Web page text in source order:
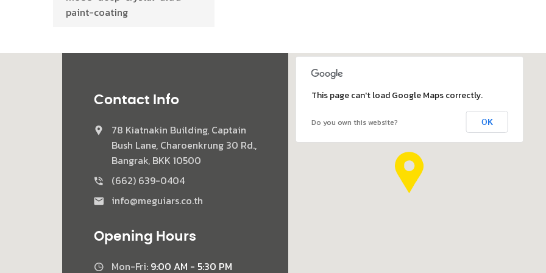
paint-coating
This page can't load Google Maps correctly.
Do you own this website? OK
Contact Info
78 Kiatnakin Building, Captain
Bush Lane, Charoenkrung 30 Rd.,
Bangrak, BKK 10500
(662) 639-0404
info@meguiars.co.th
Opening Hours
Mon-Fri: 9:00 AM - 5:30 PM